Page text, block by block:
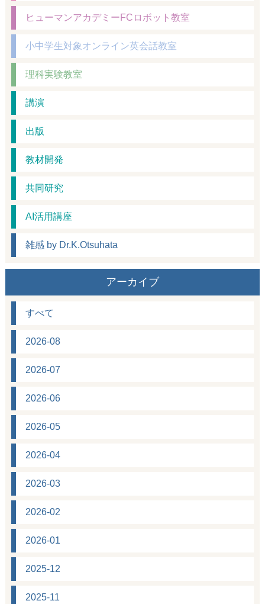
ヒューマンアカデミーFCロボット教室
小中学生対象オンライン英会話教室
理科実験教室
講演
出版
教材開発
共同研究
AI活用講座
雑感 by Dr.K.Otsuhata
アーカイブ
すべて
2026-08
2026-07
2026-06
2026-05
2026-04
2026-03
2026-02
2026-01
2025-12
2025-11